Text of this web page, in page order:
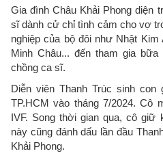
Gia đình Châu Khải Phong diện
sĩ dành cử chỉ tình cảm cho vợ
nghiệp của bộ đôi như Nhật
Minh Châu... đến tham gia
chồng ca sĩ.
Diễn viên Thanh Trúc sinh
TP.HCM vào tháng 7/2024. Cô
IVF. Song thời gian qua, cô giữ
này cũng đánh dấu lần đầu
Khải Phong.